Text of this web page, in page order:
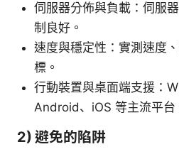
伺服器分佈與負載：伺服
制良好。
速度與穩定性：實測速度
標。
行動裝置與桌面端支援：
Android、iOS 等主流平台
2) 避免的陷阱